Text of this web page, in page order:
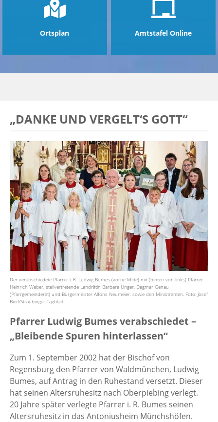
Ortsplan Amtstafel Online
„DANKE UND VERGELT‘S GOTT“
Der verabschiedete Pfarrer i. R. Ludwig Bumes (vorne Mitte) mit (hinten von links) Pfarrer
Heinrich Weber, stellvertretende Landrätin Barbara Unger, Dagmar Genau
(Pfarrgemeinderat) und Bürgermeister Alfons Neumeier, sowie den Ministranten. Foto: Josef
Bierl/Straubinger Tagblatt
Pfarrer Ludwig Bumes verabschiedet –
„Bleibende Spuren hinterlassen“
Zum 1. September 2002 hat der Bischof von
Regensburg den Pfarrer von Waldmünchen, Ludwig
Bumes, auf Antrag in den Ruhestand versetzt. Dieser
hat seinen Altersruhesitz nach Oberpiebing verlegt.
20 Jahre später verlegte Pfarrer i. R. Bumes seinen
Altersruhesitz in das Antoniusheim Münchshöfen.